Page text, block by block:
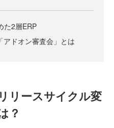
た2層ERP
アドオン審査会」とは
リースサイクル変
？